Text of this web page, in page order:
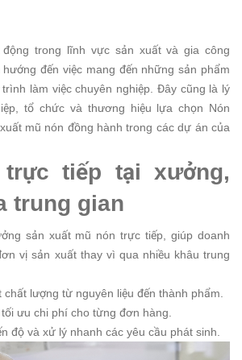
trong lĩnh vực sản xuất và gia công
đến việc mang đến những sản phẩm
làm việc chuyên nghiệp. Đây cũng là lý
tổ chức và thương hiệu lựa chọn Nón
mũ nón đồng hành trong các dự án của
trực tiếp tại xưởng,
trung gian
sản xuất mũ nón trực tiếp, giúp doanh
vị sản xuất thay vì qua nhiều khâu trung
lượng từ nguyên liệu đến thành phẩm.
ưu chi phí cho từng đơn hàng.
độ và xử lý nhanh các yêu cầu phát sinh.